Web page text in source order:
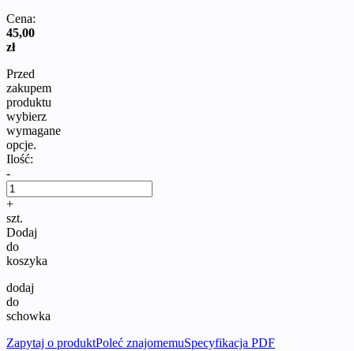
Cena:
45,00
zł
Przed
zakupem
produktu
wybierz
wymagane
opcje.
Ilość:
-
+
szt.
Dodaj
do
koszyka
dodaj
do
schowka
Zapytaj o produktPoleć znajomemuSpecyfikacja PDF